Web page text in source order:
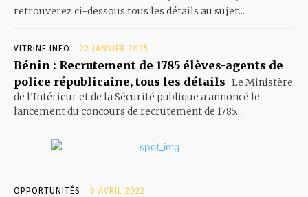
retrouverez ci-dessous tous les détails au sujet...
VITRINE INFO 22 JANVIER 2025
Bénin : Recrutement de 1785 élèves-agents de
police républicaine, tous les détails Le Ministère
de l’Intérieur et de la Sécurité publique a annoncé le
lancement du concours de recrutement de 1785...
OPPORTUNITÉS 6 AVRIL 2022